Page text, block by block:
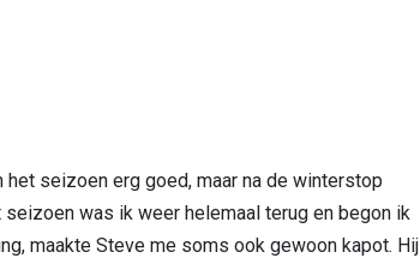
seizoen erg goed, maar na de winterstop
was ik weer helemaal terug en begon ik
maakte Steve me soms ook gewoon kapot. Hij